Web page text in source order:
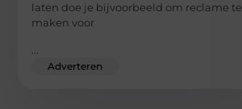
laten doe je bijvoorbeeld om reclame te
maken voor
Adverteren